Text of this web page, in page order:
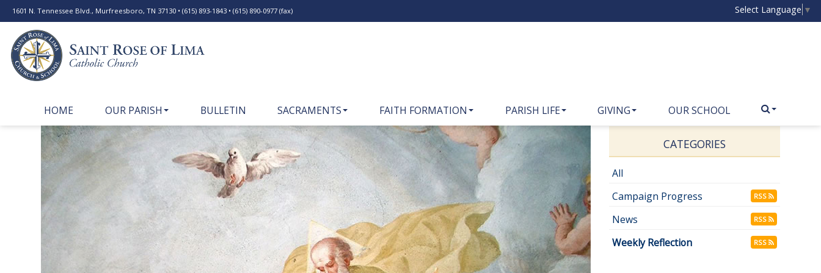
1601 N. Tennessee Blvd., Murfreesboro, TN 37130 • (615) 893-1843 • (615) 890-0977 (fax) Select Language ▼
HOME OUR PARISH BULLETIN SACRAMENTS FAITH FORMATION PARISH LIFE GIVING OUR SCHOOL
CATEGORIES
All
Campaign Progress
RSS
News RSS
Weekly Reflection RSS